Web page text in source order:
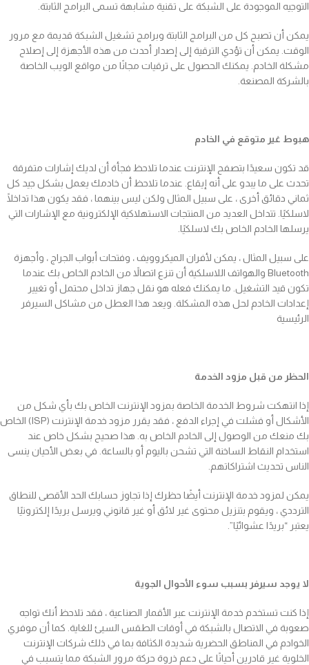
التوجيه الموجودة على الشبكة على تقنية مشابهة تسمى البرامج الثابتة.
يمكن أن تصبح كل من البرامج الثابتة وبرامج تشغيل الشبكة قديمة مع مرور
الوقت. يمكن أن تؤدي الترقية إلى إصدار أحدث من هذه الأجهزة إلى إصلاح
مشكلة الخادم. يمكنك الحصول على ترقيات مجانًا من مواقع الويب الخاصة
بالشركة المصنعة.
هبوط غير متوقع في الخادم
قد تكون سعيدًا بتصفح الإنترنت عندما تلاحظ فجأة أن لديك إشارات متفرقة
تحدث على ما يبدو على أنه إيقاع. عندما تلاحظ أن خادمك يعمل بشكل جيد كل
ثماني دقائق أخرى ، على سبيل المثال ولكن ليس بينهما ، فقد يكون هذا تداخلًا
لاسلكيًا. تتداخل العديد من المنتجات الاستهلاكية الإلكترونية مع الإشارات التي
يرسلها الخادم الخاص بك لاسلكيًا.
على سبيل المثال ، يمكن لأفران الميكروويف ، وفتحات أبواب الجراج ، وأجهزة
Bluetooth والهواتف اللاسلكية أن تنزع اتصالاً من الخادم الخاص بك عندما
تكون قيد التشغيل. ما يمكنك فعله هو نقل جهاز تداخل محتمل أو تغيير
إعدادات الخادم لحل هذه المشكلة. ويعد هذا العطل من مشاكل السيرفر
الرئيسية
الحظر من قبل مزود الخدمة
إذا انتهكت شروط الخدمة الخاصة بمزود الإنترنت الخاص بك بأي شكل من
الأشكال أو فشلت في إجراء الدفع ، فقد يقرر مزود خدمة الإنترنت (ISP) الخاص
بك منعك من الوصول إلى الخادم الخاص به. هذا صحيح بشكل خاص عند
استخدام النقاط الساخنة التي تشحن باليوم أو بالساعة. في بعض الأحيان ينسى
الناس تحديث اشتراكاتهم.
يمكن لمزود خدمة الإنترنت أيضًا حظرك إذا تجاوز حسابك الحد الأقصى للنطاق
الترددي ، ويقوم بتنزيل محتوى غير لائق أو غير قانوني ويرسل بريدًا إلكترونيًا
يعتبر “بريدًا عشوائيًا”.
لا يوجد سيرفر بسبب سوء الأحوال الجوية
إذا كنت تستخدم خدمة الإنترنت عبر الأقمار الصناعية ، فقد تلاحظ أنك تواجه
صعوبة في الاتصال بالشبكة في أوقات الطقس السيئ للغاية. كما أن موفري
الخوادم في المناطق الحضرية شديدة الكثافة بما في ذلك شركات الإنترنت
الخلوية غير قادرين أحيانًا على دعم ذروة حركة مرور الشبكة مما يتسبب في